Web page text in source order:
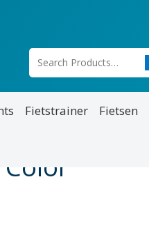
Fietstrainer Fietsen